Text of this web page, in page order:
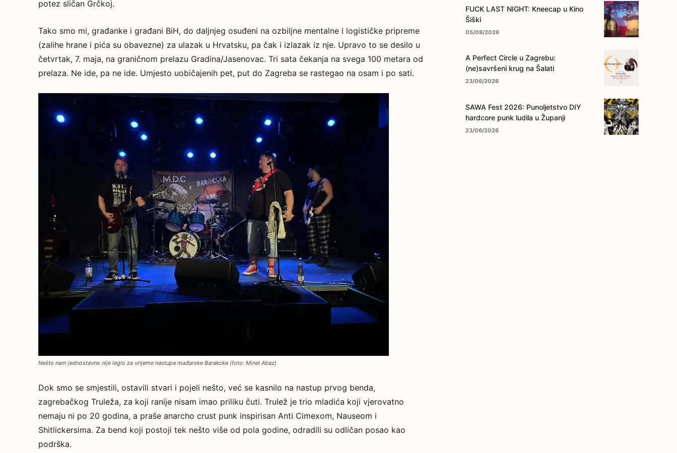
potez sličan Grčkoj.
Tako smo mi, građanke i građani BiH, do daljnjeg osuđeni na ozbiljne mentalne i logističke pripreme
(zalihe hrane i pića su obavezne) za ulazak u Hrvatsku, pa čak i izlazak iz nje. Upravo to se desilo u
četvrtak, 7. maja, na graničnom prelazu Gradina/Jasenovac. Tri sata čekanja na svega 100 metara od
prelaza. Ne ide, pa ne ide. Umjesto uobičajenih pet, put do Zagreba se rastegao na osam i po sati.
Nešto nam jednostavno nije leglo za vrijeme nastupa mađarske Barakcke (foto: Minel Abaz)
Dok smo se smjestili, ostavili stvari i pojeli nešto, već se kasnilo na nastup prvog benda,
zagrebačkog Truleža, za koji ranije nisam imao priliku čuti. Trulež je trio mladića koji vjerovatno
nemaju ni po 20 godina, a praše anarcho crust punk inspirisan Anti Cimexom, Nauseom i
Shitlickersima. Za bend koji postoji tek nešto više od pola godine, odradili su odličan posao kao
podrška.
FUCK LAST NIGHT: Kneecap u Kino
Šiški
05/08/2026
A Perfect Circle u Zagrebu:
(ne)savršeni krug na Šalati
23/06/2026
SAWA Fest 2026: Punoljetstvo DIY
hardcore punk ludila u Županji
23/06/2026